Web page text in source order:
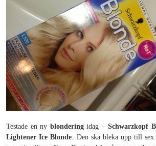
Testade en ny blonderingidag –Schwarzkopf
Lightener Ice Blonde. Den ska bleka upp till sex